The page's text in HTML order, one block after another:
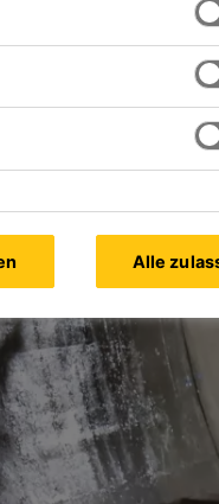
Alle